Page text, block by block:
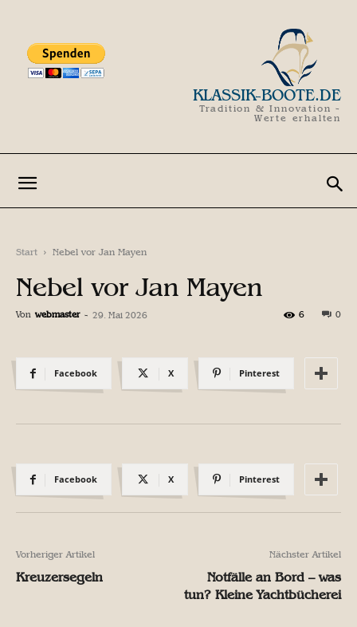
KLASSIK-BOOTE.DE
Tradition & Innovation -
Werte erhalten
Start Nebel vor Jan Mayen
Nebel vor Jan Mayen
Von webmaster - 29. Mai 2026 0
6
Facebook X Pinterest
Facebook X Pinterest
Vorheriger Artikel
Kreuzersegeln
Nächster Artikel
Notfälle an Bord – was
tun? Kleine Yachtbücherei